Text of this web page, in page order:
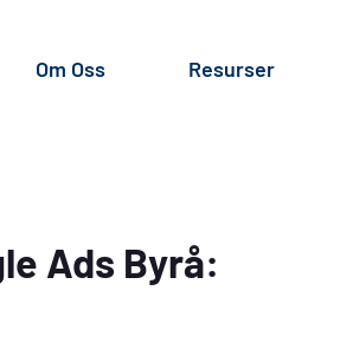
Om Oss Resurser
Ads Byrå: